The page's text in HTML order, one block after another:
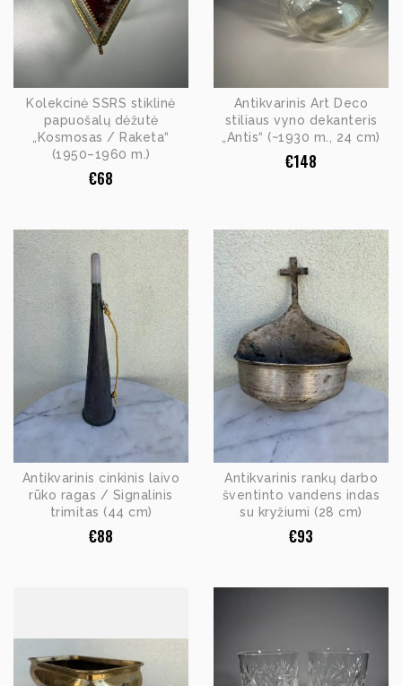
Kolekcinė SSRS stiklinė
papuošalų dėžutė
„Kosmosas / Raketa“
(1950–1960 m.)
€68
Antikvarinis Art Deco
stiliaus vyno dekanteris
„Antis“ (~1930 m., 24 cm)
€148
Antikvarinis cinkinis laivo
rūko ragas / Signalinis
trimitas (44 cm)
€88
Antikvarinis rankų darbo
šventinto vandens indas
su kryžiumi (28 cm)
€93